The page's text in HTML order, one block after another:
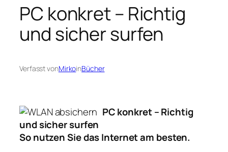
PC konkret – Richtig
und sicher surfen
Verfasst vonMirkoinBücher
PC konkret – Richtig
und sicher surfen
So nutzen Sie das Internet am besten.